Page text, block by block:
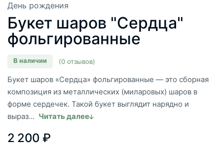
День рождения
Букет шаров "Сердца"
фольгированные
В наличии (0 отзывов)
Букет шаров «Сердца» фольгированные — это сборная
композиция из металлических (миларовых) шаров в
форме сердечек. Такой букет выглядит нарядно и
выраз... Читать далее
2 200 ₽